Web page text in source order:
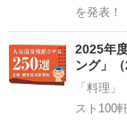
を発表！
2025年
ング」
「料理
スト100